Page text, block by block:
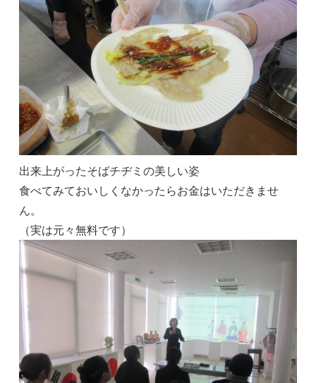
出来上がったそばチヂミの美しい姿
食べてみておいしくなかったらお金はいただきませ
ん。
（実は元々無料です）